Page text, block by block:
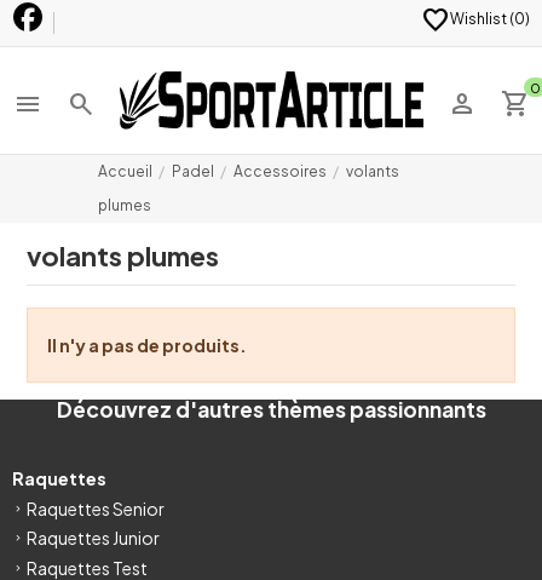
favoriteWishlist (0)
menu search person shopping_cart0
Accueil Padel Accessoires
volants
plumes
volants plumes
Il n'y a pas de produits.
Découvrez d'autres thèmes passionnants
Raquettes
Raquettes Senior
Raquettes Junior
Raquettes Test